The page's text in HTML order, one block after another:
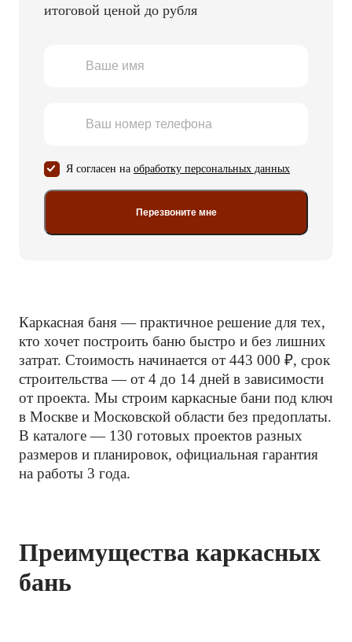
итоговой ценой до рубля
Я согласен на обработку персональных данных
Перезвоните мне
Каркасная баня — практичное решение для тех,
кто хочет построить баню быстро и без лишних
затрат. Стоимость начинается от 443 000 ₽, срок
строительства — от 4 до 14 дней в зависимости
от проекта. Мы строим каркасные бани под ключ
в Москве и Московской области без предоплаты.
В каталоге — 130 готовых проектов разных
размеров и планировок, официальная гарантия
на работы 3 года.
Преимущества каркасных
бань